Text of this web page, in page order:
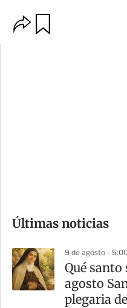
m
a
r
t
Últimas noticias
9 de agosto -
Qué santo
agosto
plegaria